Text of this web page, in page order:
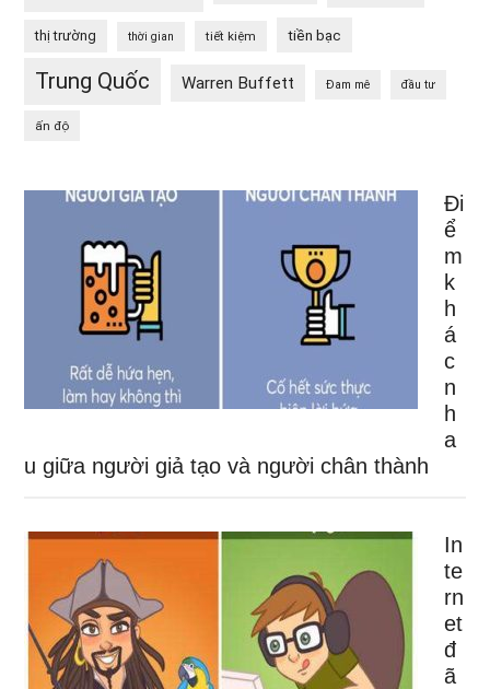
thị trường thời gian tiết kiệm tiền bạc
Trung Quốc Warren Buffett Đam mê đầu tư
ấn độ
Đi
ể
m
k
h
á
c
n
h
a
u giữa người giả tạo và người chân thành
In
te
rn
et
đ
ã